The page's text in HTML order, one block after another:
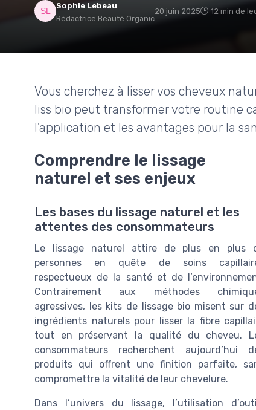
Sophie Lebeau
Rédactrice Beauté Organic
20 juin 2025 12 min de
Vous cherchez à lisser vos cheveux
liss bio peut transformer votre routine
l'application et les avantages pour la
Comprendre le lissage
naturel et ses enjeux
Les bases du lissage naturel et les
attentes des consommateurs
Le lissage naturel attire de plus en plus
personnes en quête de soins
respectueux de la santé et de
Contrairement aux méthodes
agressives, les kits de lissage bio misent sur
ingrédients naturels pour lisser la fibre
tout en préservant la qualité du cheveu.
consommateurs recherchent aujourd’hui
produits qui offrent une finition parfaite,
compromettre la vitalité de leur chevelure.
Dans l’univers du lissage, l’utilisation